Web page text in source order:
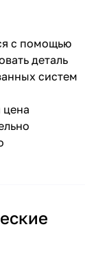
с помощью
деталь
систем
цена